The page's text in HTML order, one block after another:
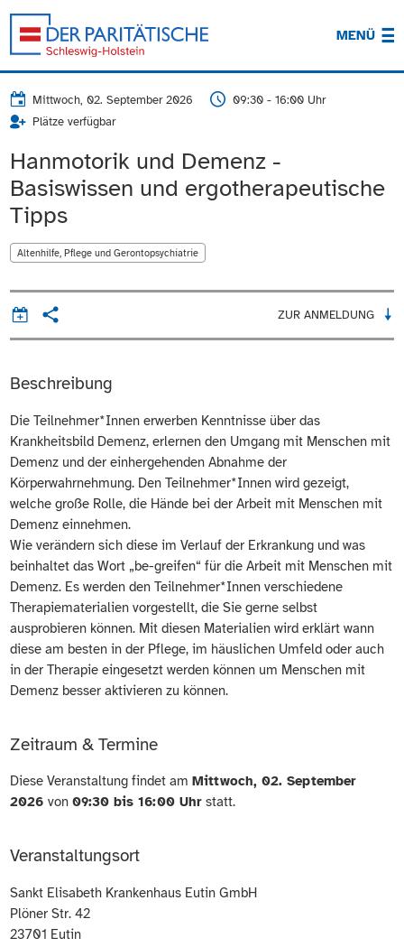
MENÜ
Mittwoch, 02. September 2026
09:30 - 16:00 Uhr
Plätze verfügbar
Hanmotorik und Demenz -
Basiswissen und ergotherapeutische
Tipps
Altenhilfe, Pflege und Gerontopsychiatrie
ZUR ANMELDUNG
Beschreibung
Die Teilnehmer*Innen erwerben Kenntnisse über das
Krankheitsbild Demenz, erlernen den Umgang mit Menschen mit
Demenz und der einhergehenden Abnahme der
Körperwahrnehmung. Den Teilnehmer*Innen wird gezeigt,
welche große Rolle, die Hände bei der Arbeit mit Menschen mit
Demenz einnehmen.
Wie verändern sich diese im Verlauf der Erkrankung und was
beinhaltet das Wort „be-greifen“ für die Arbeit mit Menschen mit
Demenz. Es werden den Teilnehmer*Innen verschiedene
Therapiematerialien vorgestellt, die Sie gerne selbst
ausprobieren können. Mit diesen Materialien wird erklärt wann
diese am besten in der Pflege, im häuslichen Umfeld oder auch
in der Therapie eingesetzt werden können um Menschen mit
Demenz besser aktivieren zu können.
Zeitraum & Termine
Diese Veranstaltung findet amMittwoch, 02. September
2026 von 09:30 bis 16:00 Uhr statt.
Veranstaltungsort
Sankt Elisabeth Krankenhaus Eutin GmbH
Plöner Str. 42
23701 Eutin